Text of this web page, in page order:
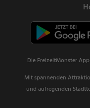
Die FreizeitMonster
Mit spannenden
und aufregenden